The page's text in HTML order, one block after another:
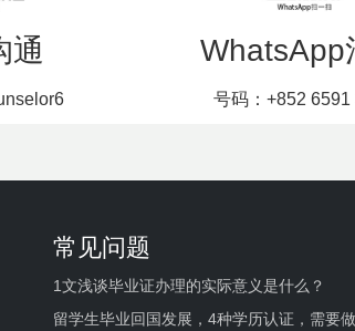
通 WhatsApp
号码：+852 6591
常见问题
1文浅谈毕业证办理的实际意义是什么？
留学生毕业回国发展，4种学历认证，需要